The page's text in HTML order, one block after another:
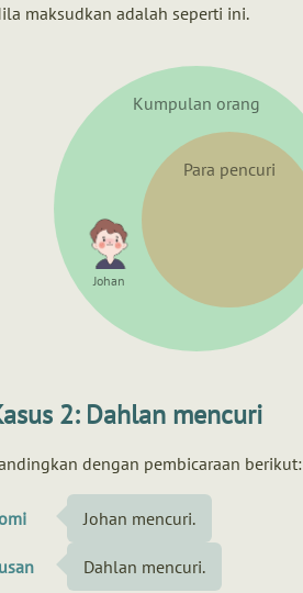
maksudkan adalah seperti ini.
Kumpulan orang
Para pencuri
Johan
2: Dahlan mencuri
dengan pembicaraan berikut:
Johan mencuri.
Dahlan mencuri.